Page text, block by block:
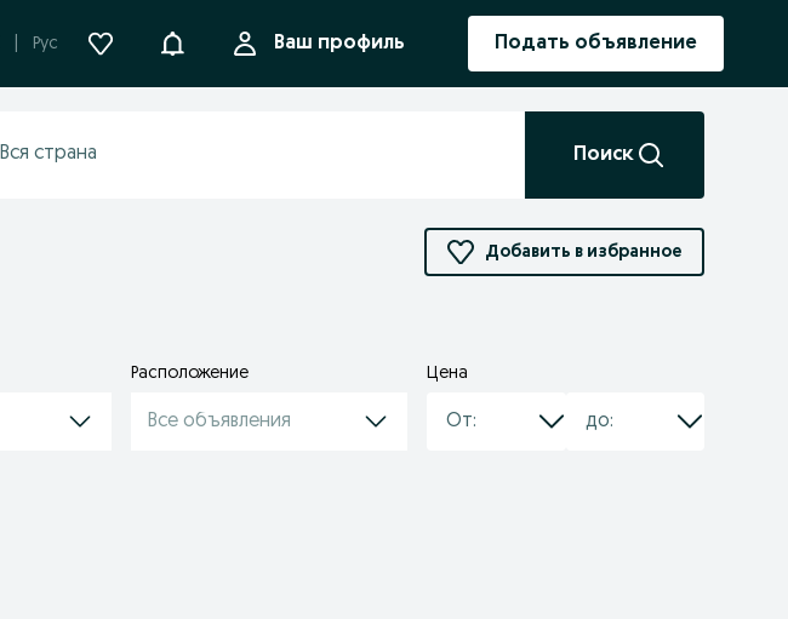
Рус УведомленияВаш профиль Подать объявление
Поиск
Добавить в избранное
Расположение
Все объявления
Цена